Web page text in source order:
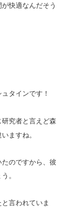
快適なんだそう
ュタインです！
究者と言えど森
ますね。
のですから、彼
。
言われていま